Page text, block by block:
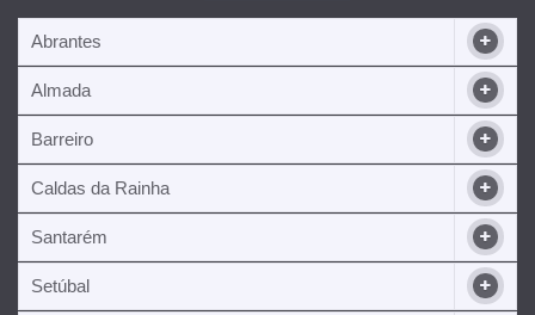
Abrantes
Almada
Barreiro
Caldas da Rainha
Santarém
Setúbal